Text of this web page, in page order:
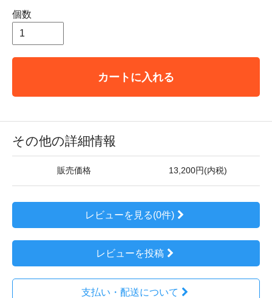
個数
カートに入れる
その他の詳細情報
販売価格 13,200円(内税)
レビューを見る(0件)
レビューを投稿
支払い・配送について